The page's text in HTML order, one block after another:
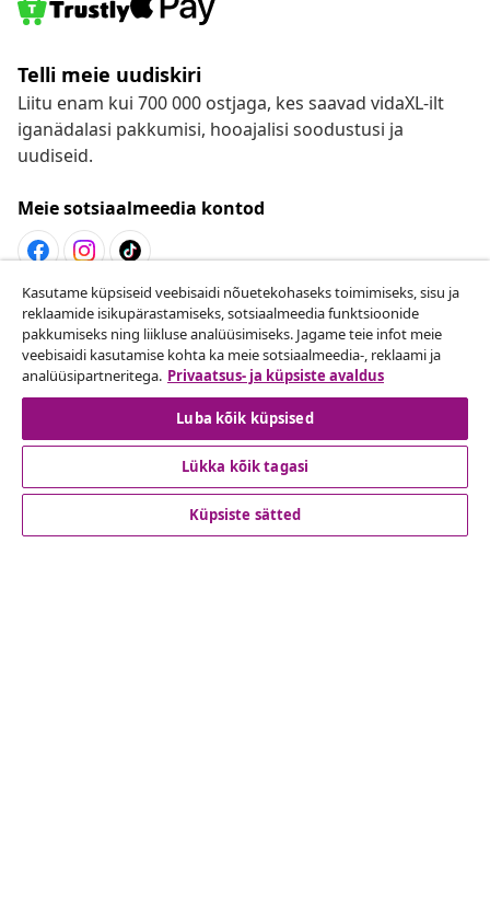
Telli meie uudiskiri
Liitu enam kui 700 000 ostjaga, kes saavad vidaXL-ilt
iganädalasi pakkumisi, hooajalisi soodustusi ja
uudiseid.
Meie sotsiaalmeedia kontod
Lepingust taganemine
Esita oma tellimuse kohta tagastamissoov.
Lepingust taganemine
Klienditeenindus
Kasutame küpsiseid veebisaidi nõuetekohaseks toimimiseks, sisu ja
reklaamide isikupärastamiseks, sotsiaalmeedia funktsioonide
pakkumiseks ning liikluse analüüsimiseks. Jagame teie infot meie
veebisaidi kasutamise kohta ka meie sotsiaalmeedia-, reklaami ja
analüüsipartneritega. Privaatsus- ja küpsiste avaldus
Luba kõik küpsised
Lükka kõik tagasi
Küpsiste sätted